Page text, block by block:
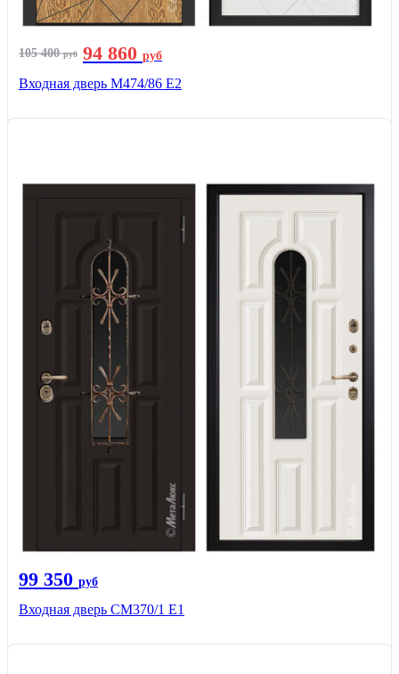
105 400руб 94 860 руб
Входная дверь М474/86 Е2
99 350 руб
Входная дверь СМ370/1 Е1